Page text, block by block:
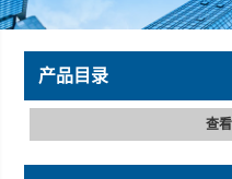
产品目录
查